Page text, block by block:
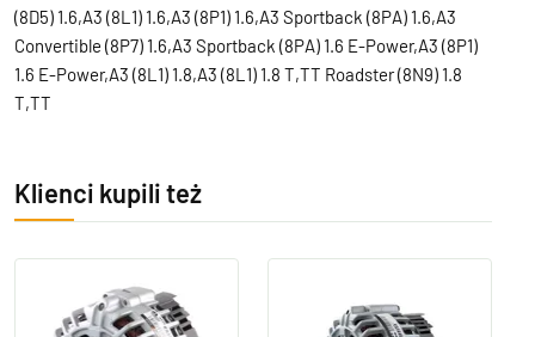
(8D5) 1.6,A3 (8L1) 1.6,A3 (8P1) 1.6,A3 Sportback (8PA) 1.6,A3
Convertible (8P7) 1.6,A3 Sportback (8PA) 1.6 E-Power,A3 (8P1)
1.6 E-Power,A3 (8L1) 1.8,A3 (8L1) 1.8 T,TT Roadster (8N9) 1.8
T,TT
Klienci kupili też